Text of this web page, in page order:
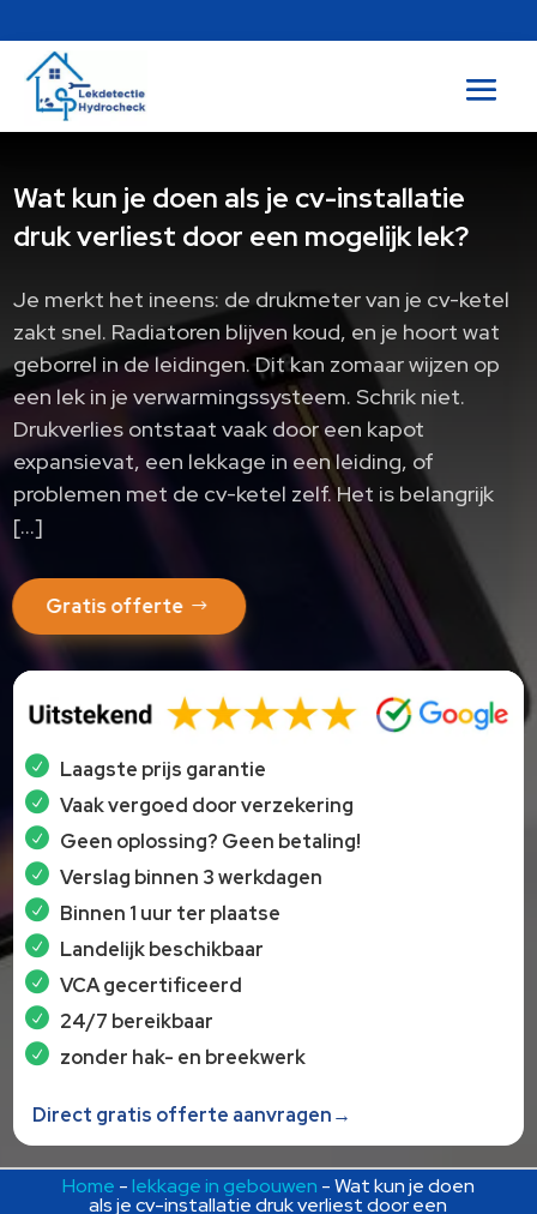
Wat kun je doen als je cv-installatie
druk verliest door een mogelijk lek?
Je merkt het ineens: de drukmeter van je cv-ketel
zakt snel. Radiatoren blijven koud, en je hoort wat
geborrel in de leidingen. Dit kan zomaar wijzen op
een lek in je verwarmingssysteem. Schrik niet.
Drukverlies ontstaat vaak door een kapot
expansievat, een lekkage in een leiding, of
problemen met de cv-ketel zelf. Het is belangrijk
[…]
Gratis offerte
Laagste prijs garantie
Vaak vergoed door verzekering
Geen oplossing? Geen betaling!
Verslag binnen 3 werkdagen
Binnen 1 uur ter plaatse
Landelijk beschikbaar
VCA gecertificeerd
24/7 bereikbaar
zonder hak- en breekwerk
Direct gratis offerte aanvragen→
Home -lekkage in gebouwen -Wat kun je doen
als je cv-installatie druk verliest door een